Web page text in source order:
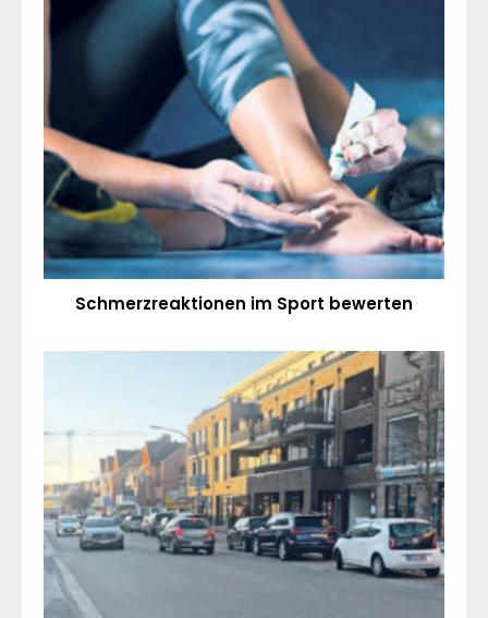
Schmerzreaktionen im Sport bewerten